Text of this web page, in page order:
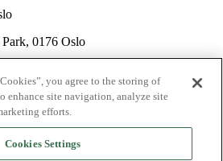
0176 Oslo
you agree to the storing of
enhance site navigation, analyze site
efforts.
Cookies Settings